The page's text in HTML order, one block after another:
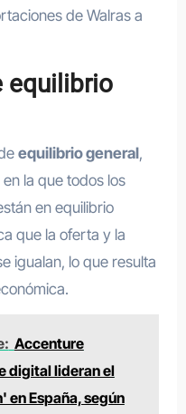
de Walras a
equilibrio
equilibrio general,
la que todos los
en equilibrio
que la oferta y la
igualan, lo que resulta
Accenture
digital lideran el
España, según